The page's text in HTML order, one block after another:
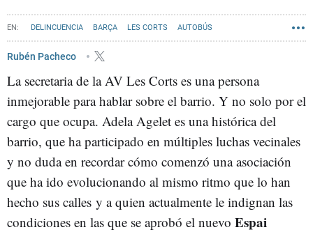
DELINCUENCIA BARÇA LES CORTS AUTOBÚS
Rubén Pacheco
La secretaria de la AV Les Corts es una persona
inmejorable para hablar sobre el barrio. Y no solo por el
cargo que ocupa. Adela Agelet es una histórica del
barrio, que ha participado en múltiples luchas vecinales
y no duda en recordar cómo comenzó una asociación
que ha ido evolucionando al mismo ritmo que lo han
hecho sus calles y a quien actualmente le indignan las
condiciones en las que se aprobó el nuevo Espai